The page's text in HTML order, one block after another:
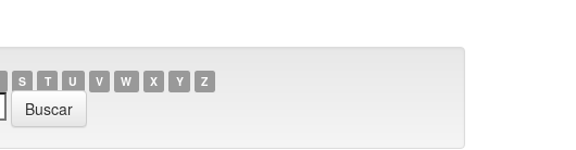
S T U V W X Y Z